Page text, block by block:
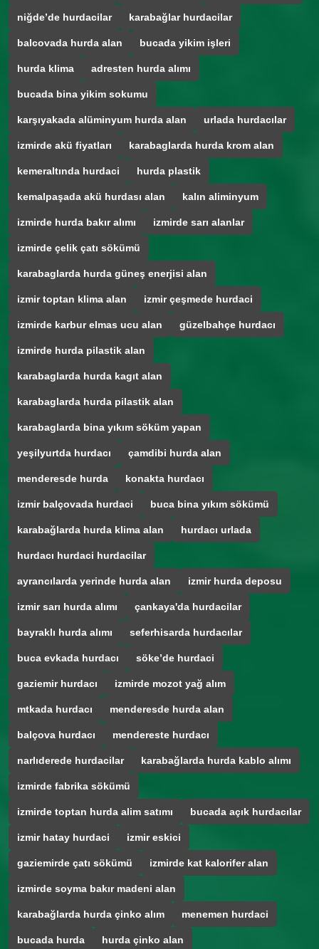
niğde’de hurdacilar karabağlar hurdacilar
balcovada hurda alan bucada yikim işleri
hurda klima adresten hurda alımı
bucada bina yikim sokumu
karşıyakada alüminyum hurda alan urlada hurdacılar
izmirde akü fiyatları karabaglarda hurda krom alan
kemeraltında hurdaci hurda plastik
kemalpaşada akü hurdası alan kalın aliminyum
izmirde hurda bakır alımı izmirde sarı alanlar
izmirde çelik çatı sökümü
karabaglarda hurda güneş enerjisi alan
izmir toptan klima alan izmir çeşmede hurdaci
izmirde karbur elmas ucu alan güzelbahçe hurdacı
izmirde hurda pilastik alan
karabaglarda hurda kagıt alan
karabaglarda hurda pilastik alan
karabaglarda bina yıkım söküm yapan
yeşilyurtda hurdacı çamdibi hurda alan
menderesde hurda konakta hurdacı
izmir balçovada hurdaci buca bina yıkım sökümü
karabağlarda hurda klima alan hurdacı urlada
hurdacı hurdaci hurdacilar
ayrancılarda yerinde hurda alan izmir hurda deposu
izmir sarı hurda alımı çankaya'da hurdacilar
bayraklı hurda alımı seferhisarda hurdacılar
buca evkada hurdacı söke’de hurdaci
gaziemir hurdacı izmirde mozot yağ alım
mtkada hurdacı menderesde hurda alan
balçova hurdacı mendereste hurdacı
narlıderede hurdacilar karabağlarda hurda kablo alımı
izmirde fabrika sökümü
izmirde toptan hurda alim satımı bucada açık hurdacılar
izmir hatay hurdaci izmir eskici
gaziemirde çatı sökümü izmirde kat kalorifer alan
izmirde soyma bakır madeni alan
karabağlarda hurda çinko alım menemen hurdaci
bucada hurda hurda çinko alan